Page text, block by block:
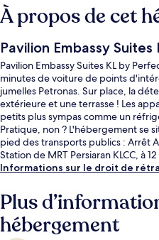
À propos de cet
Pavilion Embassy
Pavilion Embassy Suites KL by
minutes de voiture de points
jumelles Petronas. Sur place, la
extérieure et une terrasse ! Les
petits plus sympas comme un
Pratique, non ? L'hébergement se
pied des transports publics : Arrêt
Station de MRT Persiaran KLCC, à
Informations sur le droit de
Plus
hébergement